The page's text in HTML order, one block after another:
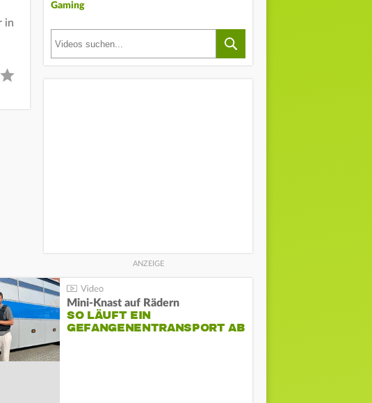
in
Gaming
Mini-Knast auf Rädern
SO LÄUFT EIN
GEFANGENENTRANSPORT AB